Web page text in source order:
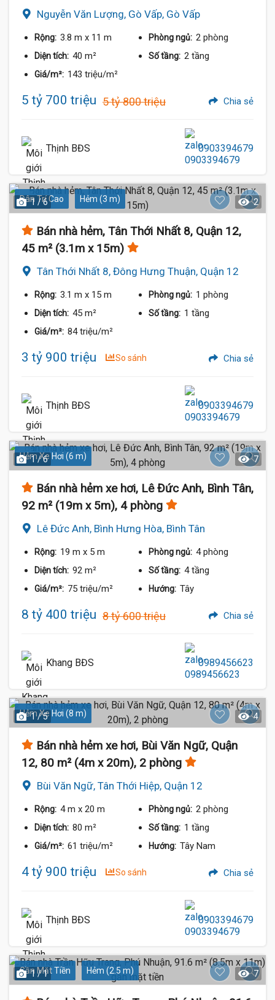
Nguyễn Văn Lượng, Gò Vấp, Gò Vấp
Rộng: 3.8 m x 11 m Phòng ngủ: 2 phòng
Diện tích: 40 m² Số tầng: 2 tầng
Giá/m²: 143 triệu/m²
5 tỷ 700 triệu 5 tỷ 800 triệu Chia sẻ
Thịnh BĐS 0903394679
Dân Trí Cao Hẻm (3 m)
1 / 6 2
Bán nhà hẻm, Tân Thới Nhất 8, Quận 12,
45 m² (3.1m x 15m)
Tân Thới Nhất 8, Đông Hưng Thuận, Quận 12
Rộng: 3.1 m x 15 m Phòng ngủ: 1 phòng
Diện tích: 45 m² Số tầng: 1 tầng
Giá/m²: 84 triệu/m²
3 tỷ 900 triệu So sánh Chia sẻ
Thịnh BĐS 0903394679
Hẻm Xe Hơi (6 m)
1 / 6 7
Bán nhà hẻm xe hơi, Lê Đức Anh, Bình Tân,
92 m² (19m x 5m), 4 phòng
Lê Đức Anh, Bình Hưng Hòa, Bình Tân
Rộng: 19 m x 5 m Phòng ngủ: 4 phòng
Diện tích: 92 m² Số tầng: 4 tầng
Giá/m²: 75 triệu/m² Hướng: Tây
8 tỷ 400 triệu 8 tỷ 600 triệu Chia sẻ
Khang BĐS 0989456623
Hẻm Xe Hơi (8 m)
1 / 5 4
Bán nhà hẻm xe hơi, Bùi Văn Ngữ, Quận
12, 80 m² (4m x 20m), 2 phòng
Bùi Văn Ngữ, Tân Thới Hiệp, Quận 12
Rộng: 4 m x 20 m Phòng ngủ: 2 phòng
Diện tích: 80 m² Số tầng: 1 tầng
Giá/m²: 61 triệu/m² Hướng: Tây Nam
4 tỷ 900 triệu So sánh Chia sẻ
Thịnh BĐS 0903394679
Gần Mặt Tiền Hẻm (2.5 m)
1 / 1 7